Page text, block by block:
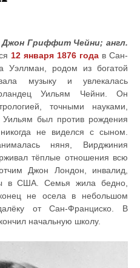
Джон Гриффит Чейни; англ.
12 января 1876 года в Сан-
Уэллман, родом из богатой
музыку и увлекалась
Уильям Чейни. Он
точными науками,
Уильям был против рождения
не виделся с сыном.
няня, Вирджиния
тёплые отношения всю
Джон Лондон, инвалид,
в США. Семья жила бедно,
не осела в небольшом
от Сан-Франциско. В
начальную школу.